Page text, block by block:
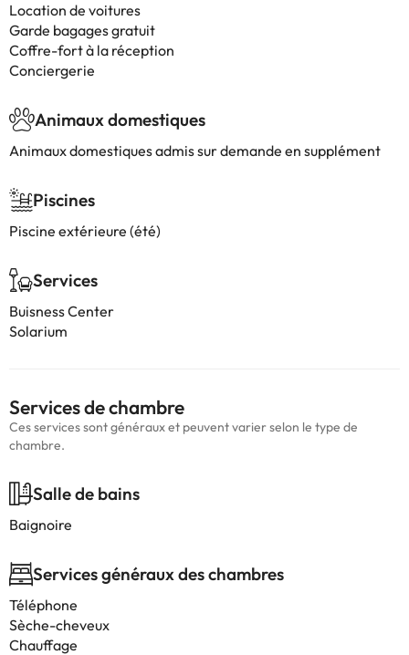
Location de voitures
Garde bagages gratuit
Coffre-fort à la réception
Conciergerie
Animaux domestiques
Animaux domestiques admis sur demande en supplément
Piscines
Piscine extérieure (été)
Services
Buisness Center
Solarium
Services de chambre
Ces services sont généraux et peuvent varier selon le type de
chambre.
Salle de bains
Baignoire
Services généraux des chambres
Téléphone
Sèche-cheveux
Chauffage